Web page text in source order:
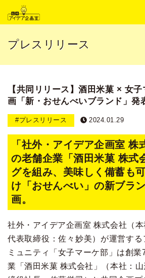
プレスリリース
【共同リリース】酒田米菓 × 女
画「新・おせんべいブランド」発
#プレスリリース 2024.01.29
「社外・アイデア企画室 株
の老舗企業「酒田米菓 株式
グを組み、美味しく備蓄も
け「おせんべい」の新ブラ
画。
社外・アイデア企画室 株式会社（本
代表取締役：佐々妙美）が運営する
ミュニティ「女子マーケ部」は創
業「酒田米菓 株式会社」（本社：